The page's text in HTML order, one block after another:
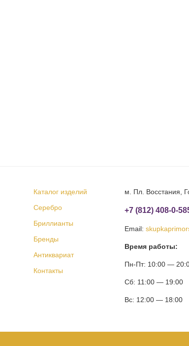
Каталог изделий
Серебро
Бриллианты
Бренды
Антиквариат
Контакты
м. Пл. Восстания,
+7 (812) 408-0-
Email:
Время работы:
Пн-Пт: 10:00 —
Сб: 11:00 — 19:00
Вс: 12:00 — 18:00